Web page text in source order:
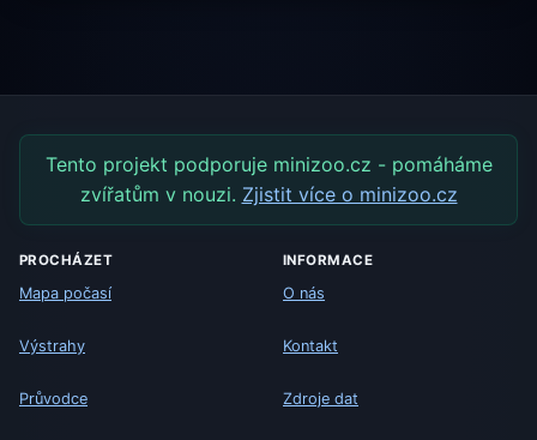
Tento projekt podporuje minizoo.cz - pomáháme
zvířatům v nouzi. Zjistit více o minizoo.cz
PROCHÁZET
Mapa počasí
Výstrahy
Průvodce
INFORMACE
O nás
Kontakt
Zdroje dat